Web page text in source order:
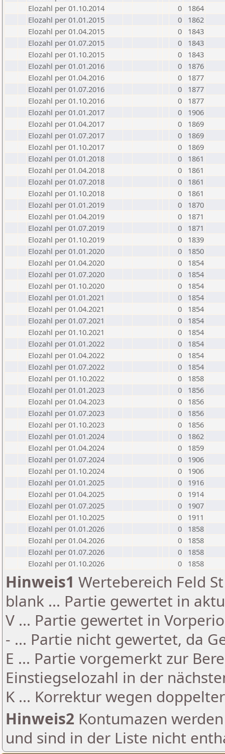
Elozahl per 01.10.2014
0
1864
Elozahl per 01.01.2015
0
1862
Elozahl per 01.04.2015
0
1843
Elozahl per 01.07.2015
0
1843
Elozahl per 01.10.2015
0
1843
Elozahl per 01.01.2016
0
1876
Elozahl per 01.04.2016
0
1877
Elozahl per 01.07.2016
0
1877
Elozahl per 01.10.2016
0
1877
Elozahl per 01.01.2017
0
1906
Elozahl per 01.04.2017
0
1869
Elozahl per 01.07.2017
0
1869
Elozahl per 01.10.2017
0
1869
Elozahl per 01.01.2018
0
1861
Elozahl per 01.04.2018
0
1861
Elozahl per 01.07.2018
0
1861
Elozahl per 01.10.2018
0
1861
Elozahl per 01.01.2019
0
1870
Elozahl per 01.04.2019
0
1871
Elozahl per 01.07.2019
0
1871
Elozahl per 01.10.2019
0
1839
Elozahl per 01.01.2020
0
1850
Elozahl per 01.04.2020
0
1854
Elozahl per 01.07.2020
0
1854
Elozahl per 01.10.2020
0
1854
Elozahl per 01.01.2021
0
1854
Elozahl per 01.04.2021
0
1854
Elozahl per 01.07.2021
0
1854
Elozahl per 01.10.2021
0
1854
Elozahl per 01.01.2022
0
1854
Elozahl per 01.04.2022
0
1854
Elozahl per 01.07.2022
0
1854
Elozahl per 01.10.2022
0
1858
Elozahl per 01.01.2023
0
1856
Elozahl per 01.04.2023
0
1856
Elozahl per 01.07.2023
0
1856
Elozahl per 01.10.2023
0
1856
Elozahl per 01.01.2024
0
1862
Elozahl per 01.04.2024
0
1859
Elozahl per 01.07.2024
0
1906
Elozahl per 01.10.2024
0
1906
Elozahl per 01.01.2025
0
1916
Elozahl per 01.04.2025
0
1914
Elozahl per 01.07.2025
0
1907
Elozahl per 01.10.2025
0
1911
Elozahl per 01.01.2026
0
1858
Elozahl per 01.04.2026
0
1858
Elozahl per 01.07.2026
0
1858
Elozahl per 01.10.2026
0 1858
Hinweis1 Wertebereich Feld
blank ... Partie gewertet in
V ... Partie gewertet in
- ... Partie nicht gewertet, da
E ... Partie vorgemerkt zur
Einstiegselozahl in der
K ... Korrektur wegen
Hinweis2 Kontumazen
und sind in der Liste nicht